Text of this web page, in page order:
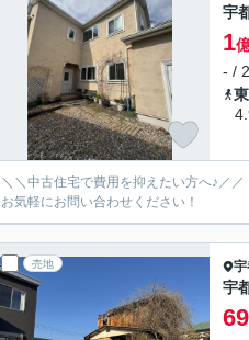
宇
1
- /
＼＼中古住宅で費用を抑えたい方へ♪／／
お気軽にお問い合わせください！
売地
宇